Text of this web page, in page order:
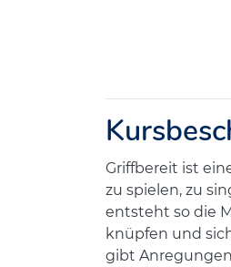
Griffbereit ist
zu spielen, zu
entsteht so die
knüpfen und
gibt